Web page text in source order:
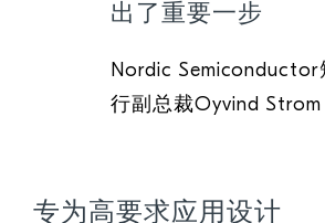
出了重要一步
Nordic Semiconductor
行副总裁Oyvind Strom
专为高要求应用设计